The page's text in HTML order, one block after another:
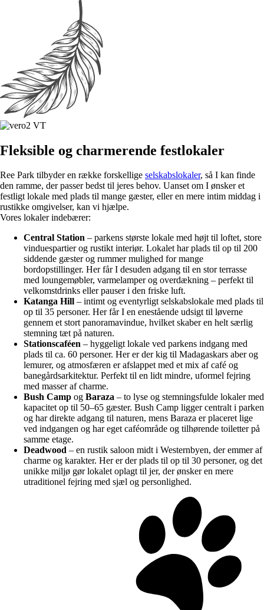
Fleksible og charmerende festlokaler
Ree Park tilbyder en række forskellige selskabslokaler, så I kan finde
den ramme, der passer bedst til jeres behov. Uanset om I ønsker et
festligt lokale med plads til mange gæster, eller en mere intim middag i
rustikke omgivelser, kan vi hjælpe.
Vores lokaler indebærer:
Central Station – parkens største lokale med højt til loftet, store
vinduespartier og rustikt interiør. Lokalet har plads til op til 200
siddende gæster og rummer mulighed for mange
bordopstillinger. Her får I desuden adgang til en stor terrasse
med loungemøbler, varmelamper og overdækning – perfekt til
velkomstdrinks eller pauser i den friske luft.
Katanga Hill – intimt og eventyrligt selskabslokale med plads til
op til 35 personer. Her får I en enestående udsigt til løverne
gennem et stort panoramavindue, hvilket skaber en helt særlig
stemning tæt på naturen.
Stationscaféen – hyggeligt lokale ved parkens indgang med
plads til ca. 60 personer. Her er der kig til Madagaskars aber og
lemurer, og atmosfæren er afslappet med et mix af café og
banegårdsarkitektur. Perfekt til en lidt mindre, uformel fejring
med masser af charme.
Bush Camp og Baraza – to lyse og stemningsfulde lokaler med
kapacitet op til 50–65 gæster. Bush Camp ligger centralt i parken
og har direkte adgang til naturen, mens Baraza er placeret lige
ved indgangen og har eget caféområde og tilhørende toiletter på
samme etage.
Deadwood – en rustik saloon midt i Westernbyen, der emmer af
charme og karakter. Her er der plads til op til 30 personer, og det
unikke miljø gør lokalet oplagt til jer, der ønsker en mere
utraditionel fejring med sjæl og personlighed.